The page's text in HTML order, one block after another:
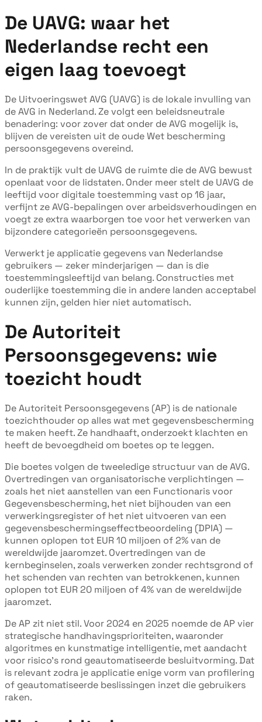
De UAVG: waar het
Nederlandse recht een
eigen laag toevoegt
De Uitvoeringswet AVG (UAVG) is de lokale invulling van
de AVG in Nederland. Ze volgt een beleidsneutrale
benadering: voor zover dat onder de AVG mogelijk is,
blijven de vereisten uit de oude Wet bescherming
persoonsgegevens overeind.
In de praktijk vult de UAVG de ruimte die de AVG bewust
openlaat voor de lidstaten. Onder meer stelt de UAVG de
leeftijd voor digitale toestemming vast op 16 jaar,
verfijnt ze AVG-bepalingen over arbeidsverhoudingen en
voegt ze extra waarborgen toe voor het verwerken van
bijzondere categorieën persoonsgegevens.
Verwerkt je applicatie gegevens van Nederlandse
gebruikers — zeker minderjarigen — dan is die
toestemmingsleeftijd van belang. Constructies met
ouderlijke toestemming die in andere landen acceptabel
kunnen zijn, gelden hier niet automatisch.
De Autoriteit
Persoonsgegevens: wie
toezicht houdt
De Autoriteit Persoonsgegevens (AP) is de nationale
toezichthouder op alles wat met gegevensbescherming
te maken heeft. Ze handhaaft, onderzoekt klachten en
heeft de bevoegdheid om boetes op te leggen.
Die boetes volgen de tweeledige structuur van de AVG.
Overtredingen van organisatorische verplichtingen —
zoals het niet aanstellen van een Functionaris voor
Gegevensbescherming, het niet bijhouden van een
verwerkingsregister of het niet uitvoeren van een
gegevensbeschermingseffectbeoordeling (DPIA) —
kunnen oplopen tot EUR 10 miljoen of 2% van de
wereldwijde jaaromzet. Overtredingen van de
kernbeginselen, zoals verwerken zonder rechtsgrond of
het schenden van rechten van betrokkenen, kunnen
oplopen tot EUR 20 miljoen of 4% van de wereldwijde
jaaromzet.
De AP zit niet stil. Voor 2024 en 2025 noemde de AP vier
strategische handhavingsprioriteiten, waaronder
algoritmes en kunstmatige intelligentie, met aandacht
voor risico's rond geautomatiseerde besluitvorming. Dat
is relevant zodra je applicatie enige vorm van profilering
of geautomatiseerde beslissingen inzet die gebruikers
raken.